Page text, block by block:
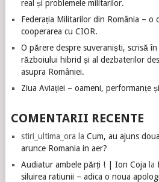
real și problemele militarilor.
Federația Militarilor din România – o
cooperarea cu CIOR.
O părere despre suveraniști, scrisă
războiului hibrid și al dezbaterilor
asupra României.
Ziua Aviației – oameni, performanțe
COMENTARII RECENTE
stiri_ultima_ora la Cum, au ajuns
arunce Romania in aer?
Audiatur ambele părți ! | Ion Coja la
siluirea ratiunii – adica o noua